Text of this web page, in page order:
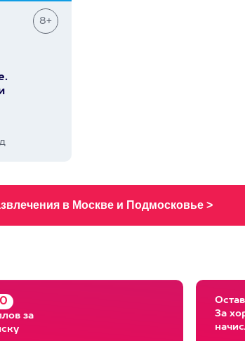
8+
за
За